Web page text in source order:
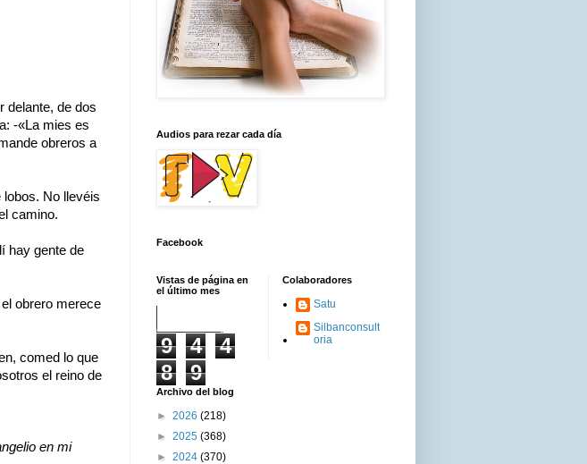
delante, de dos
-«La mies es
obreros a
No llevéis
camino.
hay gente de
obrero merece
comed lo que
el reino de
en mi
Audios para rezar cada día
Facebook
Vistas de página en
el último mes
9 4
4
8
9
Colaboradores
Satu
Silbanconsult
oria
Archivo del blog
► 2026 (218)
► 2025 (368)
► 2024 (370)